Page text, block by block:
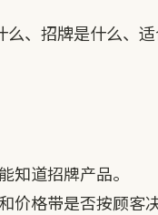
、招牌是什么、
知道招牌产品。
格带是否按顾客